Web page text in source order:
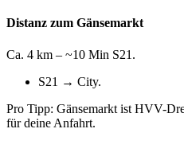
Distanz zum Gänsemarkt
Ca. 4 km – ~10 Min S21.
S21 → City.
Pro Tipp: Gänsemarkt ist HVV-
für deine Anfahrt.